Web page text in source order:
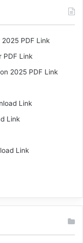
PDF Link
PDF Link
2025 PDF Link
Link
Link
Link